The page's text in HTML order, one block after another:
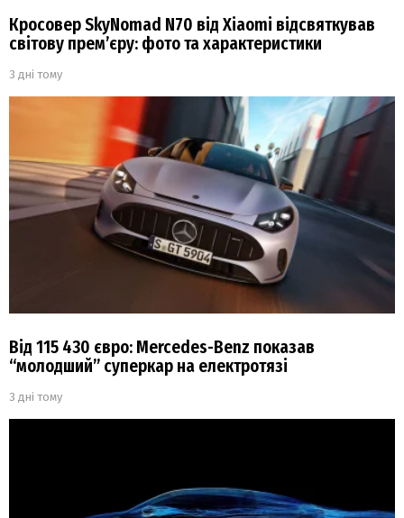
Кросовер SkyNomad N70 від Xiaomi відсвяткував
світову прем’єру: фото та характеристики
3 дні тому
Від 115 430 євро: Mercedes-Benz показав
“молодший” суперкар на електротязі
3 дні тому